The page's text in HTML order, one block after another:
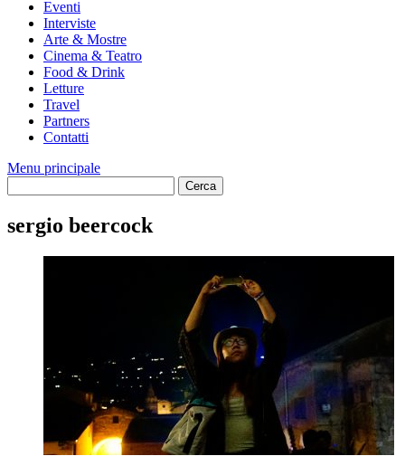
Eventi
Interviste
Arte & Mostre
Cinema & Teatro
Food & Drink
Letture
Travel
Partners
Contatti
Menu principale
sergio beercock